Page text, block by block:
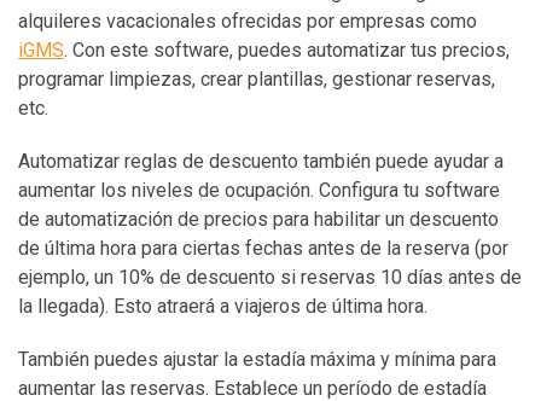
alquileres vacacionales ofrecidas por empresas como
iGMS. Con este software, puedes automatizar tus precios,
programar limpiezas, crear plantillas, gestionar reservas,
etc.
Automatizar reglas de descuento también puede ayudar a
aumentar los niveles de ocupación. Configura tu software
de automatización de precios para habilitar un descuento
de última hora para ciertas fechas antes de la reserva (por
ejemplo, un 10% de descuento si reservas 10 días antes de
la llegada). Esto atraerá a viajeros de última hora.
También puedes ajustar la estadía máxima y mínima para
aumentar las reservas. Establece un período de estadía